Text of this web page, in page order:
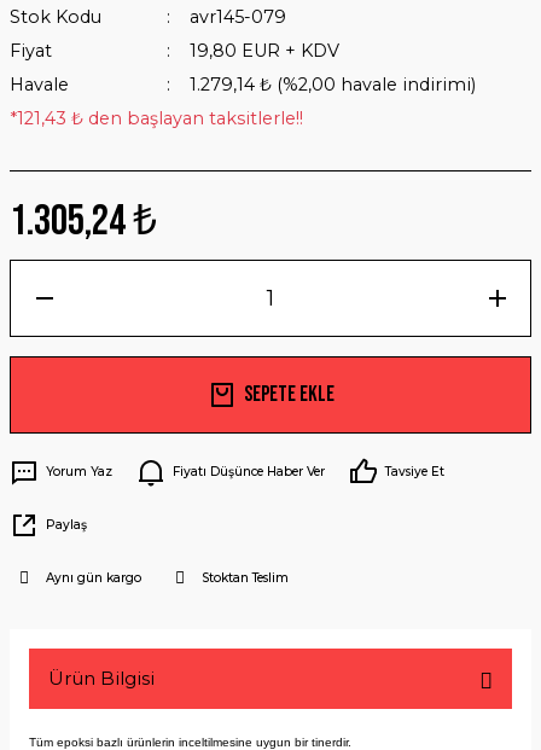
Stok Kodu
avr145-079
Fiyat
19,80 EUR + KDV
Havale
1.279,14 ₺ (%2,00 havale indirimi)
*121,43 ₺ den başlayan taksitlerle!!
1.305,24 ₺
Sepete Ekle
Yorum Yaz Fiyatı Düşünce Haber Ver Tavsiye Et
Paylaş
Aynı gün kargo Stoktan Teslim
Ürün Bilgisi
Tüm epoksi bazlı ürünlerin inceltilmesine uygun bir tinerdir.